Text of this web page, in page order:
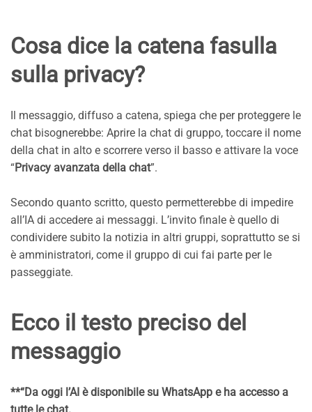
Cosa dice la catena fasulla
sulla privacy?
Il messaggio, diffuso a catena, spiega che per proteggere le
chat bisognerebbe: Aprire la chat di gruppo, toccare il nome
della chat in alto e scorrere verso il basso e attivare la voce
“Privacy avanzata della chat”.
Secondo quanto scritto, questo permetterebbe di impedire
all’IA di accedere ai messaggi. L’invito finale è quello di
condividere subito la notizia in altri gruppi, soprattutto se si
è amministratori, come il gruppo di cui fai parte per le
passeggiate.
Ecco il testo preciso del
messaggio
**“Da oggi l’AI è disponibile su WhatsApp e ha accesso a
tutte le chat.